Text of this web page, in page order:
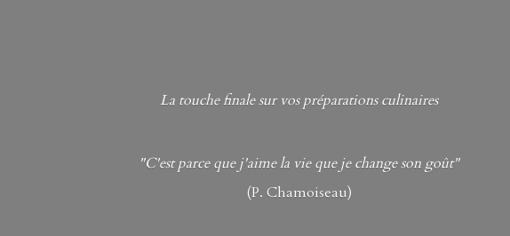
La touche finale sur vos préparations culinaires
"C'est parce que j'aime la vie que je change son goût"
(P. Chamoiseau)